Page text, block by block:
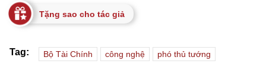
Tặng sao cho tác giả
Tag: Bộ Tài Chính công nghệ phó thủ tướng